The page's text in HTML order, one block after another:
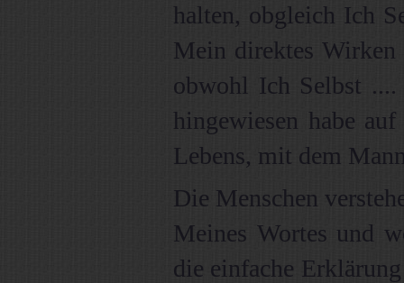
halten, obgleich Ich
Mein direktes Wirken
obwohl Ich Selbst ....
hingewiesen habe
Lebens, mit dem
Die Menschen
Meines Wortes und
die einfache